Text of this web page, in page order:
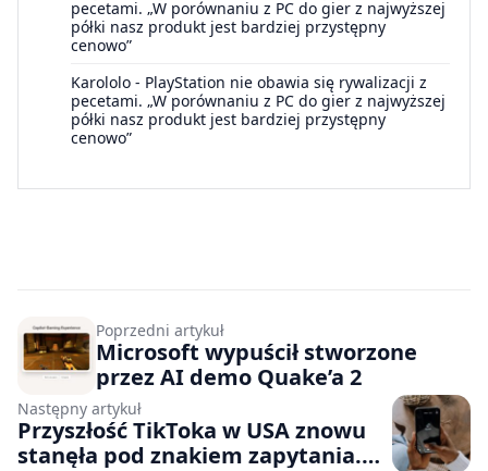
pecetami. „W porównaniu z PC do gier z najwyższej
półki nasz produkt jest bardziej przystępny
cenowo”
Karololo - PlayStation nie obawia się rywalizacji z
pecetami. „W porównaniu z PC do gier z najwyższej
półki nasz produkt jest bardziej przystępny
cenowo”
Poprzedni artykuł
Microsoft wypuścił stworzone
przez AI demo Quake’a 2
Następny artykuł
Przyszłość TikToka w USA znowu
stanęła pod znakiem zapytania.